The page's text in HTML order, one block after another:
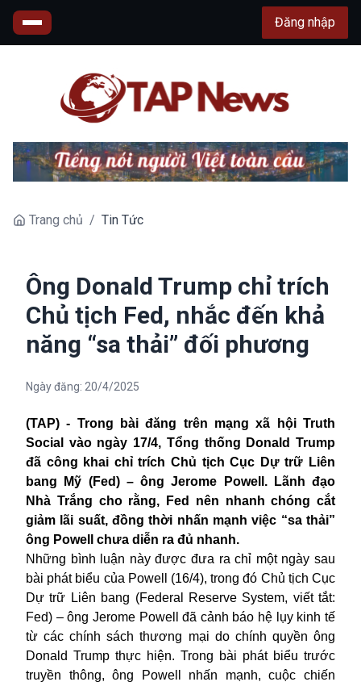
Đăng nhập
Trang chủ / Tin Tức
Ông Donald Trump chỉ trích
Chủ tịch Fed, nhắc đến khả
năng “sa thải” đối phương
Ngày đăng: 20/4/2025
(TAP) - Trong bài đăng trên mạng xã hội Truth
Social vào ngày 17/4, Tổng thống Donald Trump
đã công khai chỉ trích Chủ tịch Cục Dự trữ Liên
bang Mỹ (Fed) – ông Jerome Powell. Lãnh đạo
Nhà Trắng cho rằng, Fed nên nhanh chóng cắt
giảm lãi suất, đồng thời nhấn mạnh việc “sa thải”
ông Powell chưa diễn ra đủ nhanh.
Những bình luận này được đưa ra chỉ một ngày sau
bài phát biểu của Powell (16/4), trong đó Chủ tịch Cục
Dự trữ Liên bang (Federal Reserve System, viết tắt:
Fed) – ông Jerome Powell đã cảnh báo hệ lụy kinh tế
từ các chính sách thương mại do chính quyền ông
Donald Trump thực hiện. Trong bài phát biểu trước
truyền thông, ông Powell nhấn mạnh, cuộc chiến